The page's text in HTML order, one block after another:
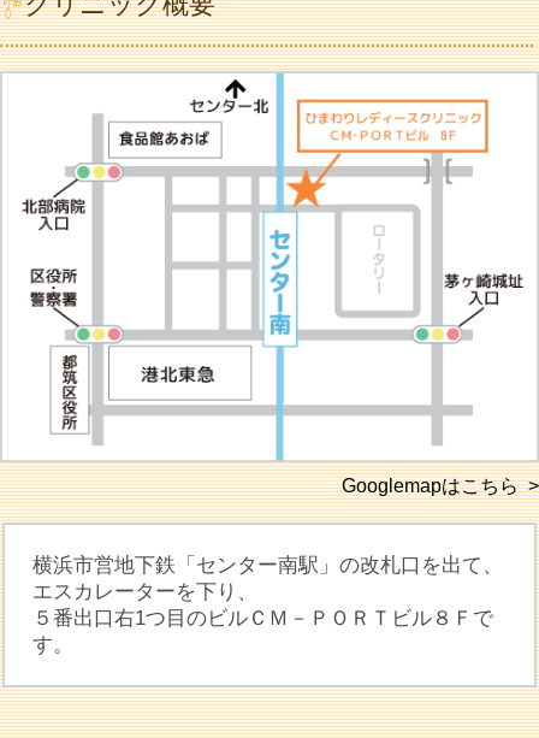
Googlemapはこちら >
横浜市営地下鉄「センター南駅」の改札口を出て、
エスカレーターを下り、
５番出口右1つ目のビルＣＭ－ＰＯＲＴビル８Ｆで
す。